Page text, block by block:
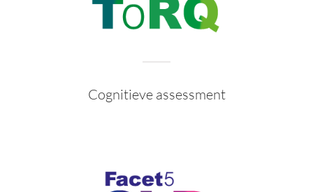
Cognitieve assessment